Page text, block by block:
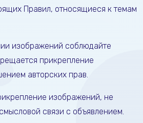
Правил, относящиеся к темам
изображений соблюдайте
прикрепление
авторских прав.
изображений, не
связи с объявлением.